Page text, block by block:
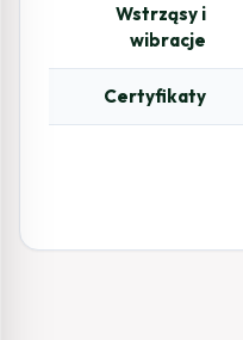
Wstrząsy i
wibracje
Certyfikaty